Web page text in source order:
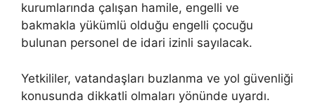
kurumlarında çalışan hamile, engelli ve
bakmakla yükümlü olduğu engelli çocuğu
bulunan personel de idari izinli sayılacak.
Yetkililer, vatandaşları buzlanma ve yol güvenliği
konusunda dikkatli olmaları yönünde uyardı.